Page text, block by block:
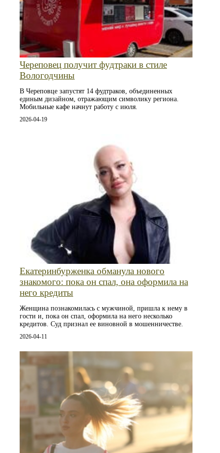
Череповец получит фудтраки в стиле
Вологодчины
В Череповце запустят 14 фудтраков, объединенных
единым дизайном, отражающим символику региона.
Мобильные кафе начнут работу с июля.
2026-04-19
Екатеринбурженка обманула нового
знакомого: пока он спал, она оформила на
него кредиты
Женщина познакомилась с мужчиной, пришла к нему в
гости и, пока он спал, оформила на него несколько
кредитов. Суд признал ее виновной в мошенничестве.
2026-04-11